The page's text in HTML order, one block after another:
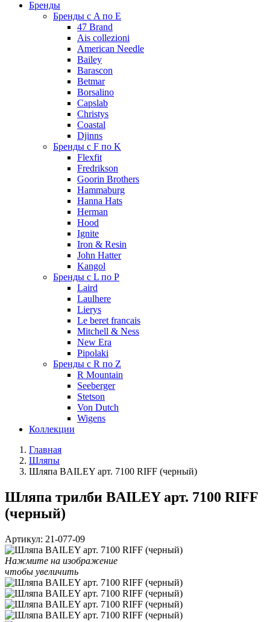
Бренды
Бренды с A по E
47 Brand
Ais collezioni
American Needle
Bailey
Barascon
Betmar
Borsalino
Capslab
Christys
Coastal
Djinns
Бренды с F по K
Flexfit
Fredrikson
Goorin Brothers
Hammaburg
Hanna Hats
Herman
Hood
Ignite
Iron & Resin
John Hatter
Kangol
Бренды с L по P
Laird
Laulhere
Lierys
Le beret francais
Mitchell & Ness
New Era
Pipolaki
Бренды с R по Z
R Mountain
Seeberger
Stetson
Von Dutch
Wigens
Коллекции
Главная
Шляпы
Шляпа BAILEY арт. 7100 RIFF (черный)
Шляпа трилби BAILEY арт. 7100 RIFF
(черный)
Артикул: 21-077-09
Нажмите на изображение
чтобы увеличить